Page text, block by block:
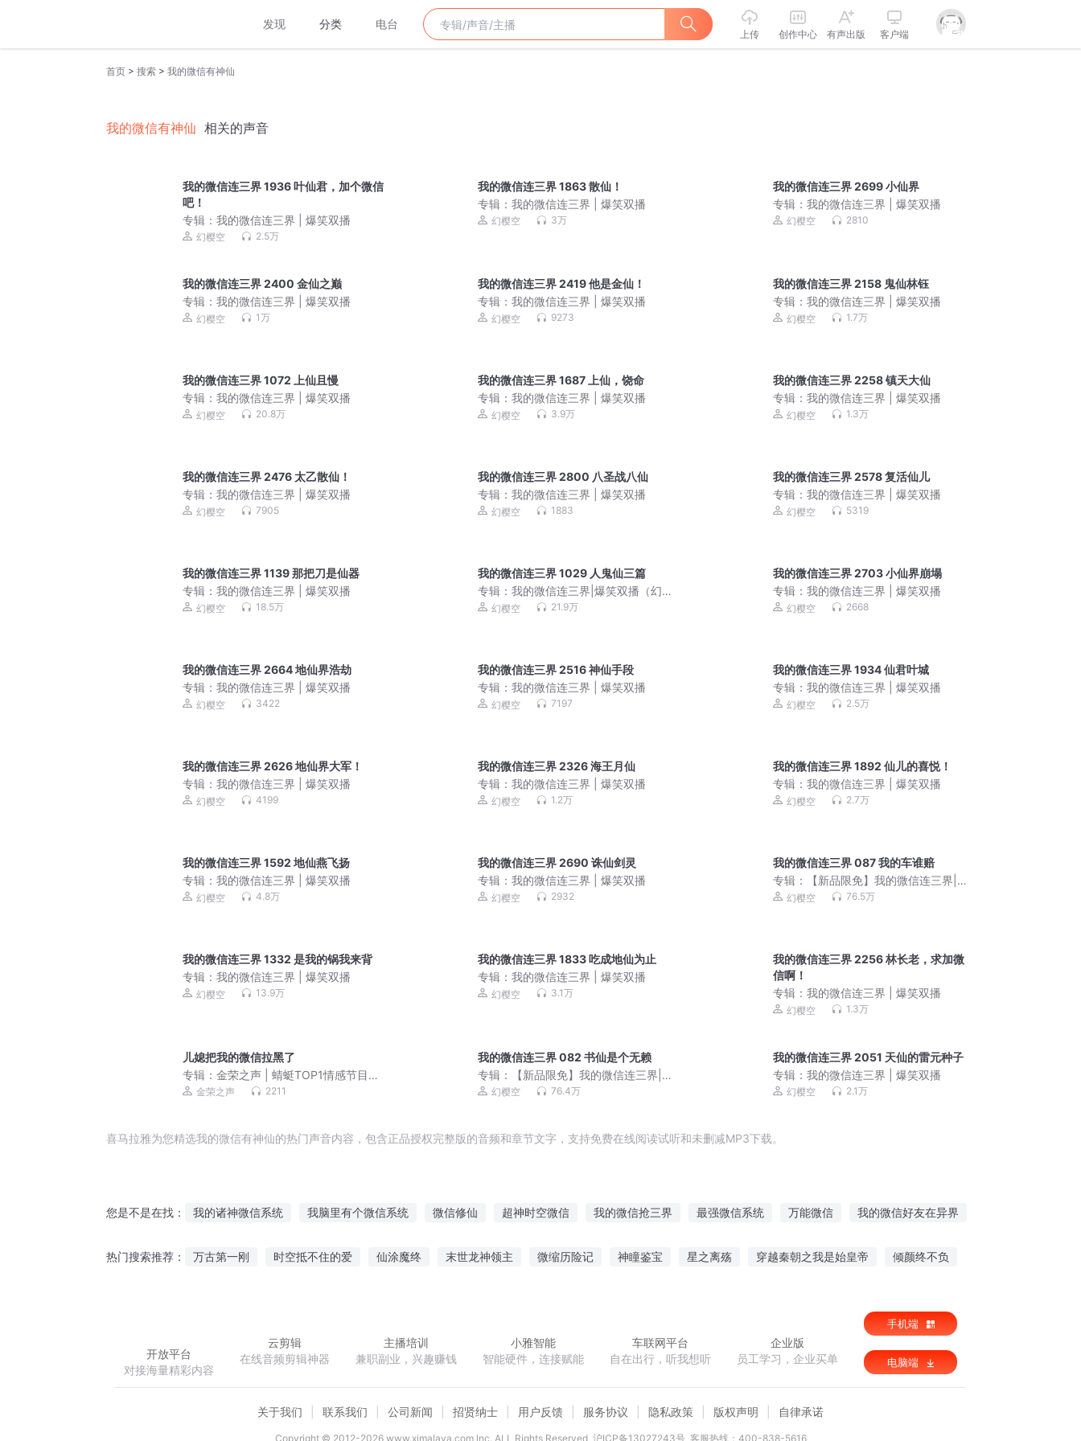
发现 分类 电台
上传 创作中心 有声出版 客户端
首页 > 搜索 > 我的微信有神仙
我的微信有神仙 相关的声音
我的微信连三界 1936 叶仙君，加个微信
吧！
专辑： 我的微信连三界 | 爆笑双播
幻樱空 2.5万
我的微信连三界 1863 散仙！
专辑：我的微信连三界 | 爆笑双播
幻樱空 3万
我的微信连三界 2699 小仙界
专辑：我的微信连三界 | 爆笑双播
幻樱空 2810
我的微信连三界 2400 金仙之巅
专辑： 我的微信连三界 | 爆笑双播
幻樱空 1万
我的微信连三界 2419 他是金仙！
专辑：我的微信连三界 | 爆笑双播
幻樱空 9273
我的微信连三界 2158 鬼仙林钰
专辑：我的微信连三界 | 爆笑双播
幻樱空 1.7万
我的微信连三界 1072 上仙且慢
专辑： 我的微信连三界 | 爆笑双播
幻樱空 20.8万
我的微信连三界 1687 上仙，饶命
专辑：我的微信连三界 | 爆笑双播
幻樱空 3.9万
我的微信连三界 2258 镇天大仙
专辑：我的微信连三界 | 爆笑双播
幻樱空 1.3万
我的微信连三界 2476 太乙散仙！
专辑： 我的微信连三界 | 爆笑双播
幻樱空 7905
我的微信连三界 2800 八圣战八仙
专辑：我的微信连三界 | 爆笑双播
幻樱空 1883
我的微信连三界 2578 复活仙儿
专辑：我的微信连三界 | 爆笑双播
幻樱空 5319
我的微信连三界 1139 那把刀是仙器
专辑： 我的微信连三界 | 爆笑双播
幻樱空 18.5万
我的微信连三界 1029 人鬼仙三篇
专辑：我的微信连三界|爆笑双播（幻樱
空、妙儿姐）
幻樱空 21.9万
我的微信连三界 2703 小仙界崩塌
专辑：我的微信连三界 | 爆笑双播
幻樱空 2668
我的微信连三界 2664 地仙界浩劫
专辑： 我的微信连三界 | 爆笑双播
幻樱空 3422
我的微信连三界 2516 神仙手段
专辑：我的微信连三界 | 爆笑双播
幻樱空 7197
我的微信连三界 1934 仙君叶城
专辑：我的微信连三界 | 爆笑双播
幻樱空 2.5万
我的微信连三界 2626 地仙界大军！
专辑： 我的微信连三界 | 爆笑双播
幻樱空 4199
我的微信连三界 2326 海王月仙
专辑：我的微信连三界 | 爆笑双播
幻樱空 1.2万
我的微信连三界 1892 仙儿的喜悦！
专辑：我的微信连三界 | 爆笑双播
幻樱空 2.7万
我的微信连三界 1592 地仙燕飞扬
专辑： 我的微信连三界 | 爆笑双播
幻樱空 4.8万
我的微信连三界 2690 诛仙剑灵
专辑：我的微信连三界 | 爆笑双播
幻樱空 2932
我的微信连三界 087 我的车谁赔
专辑：
【新品限免】我的微信连三界|爆
笑双播（幻樱空、妙儿姐）
幻樱空 76.5万
我的微信连三界 1332 是我的锅我来背
专辑： 我的微信连三界 | 爆笑双播
幻樱空 13.9万
我的微信连三界 1833 吃成地仙为止
专辑：我的微信连三界 | 爆笑双播
幻樱空 3.1万
我的微信连三界 2256 林长老，求加微
信啊！
专辑：我的微信连三界 | 爆笑双播
幻樱空 1.3万
儿媳把我的微信拉黑了
专辑： 金荣之声 | 蜻蜓TOP1情感节目，
每天解答婚姻家庭、情感困惑、子女教
金荣之声 2211
我的微信连三界 082 书仙是个无赖
专辑：
【新品限免】我的微信连三界|爆
笑双播（幻樱空、妙儿姐）
幻樱空 76.4万
我的微信连三界 2051 天仙的雷元种子
专辑：我的微信连三界 | 爆笑双播
幻樱空 2.1万
喜马拉雅为您精选我的微信有神仙的热门声音内容，包含正品授权完整版的音频和章节文字，支持免费在线阅读试听和未删减MP3下载。
您是不是在找： 我的诸神微信系统 我脑里有个微信系统 微信修仙 超神时空微信 我的微信抢三界 最强微信系统 万能微信 我的微信好友在异界
热门搜索推荐： 万古第一刚 时空抵不住的爱 仙涂魔终 末世龙神领主 微缩历险记 神瞳鉴宝 星之离殇 穿越秦朝之我是始皇帝 倾颜终不负
开放平台
对接海量精彩内容
云剪辑
在线音频剪辑神器
主播培训
兼职副业，兴趣赚钱
小雅智能
智能硬件，连接赋能
车联网平台
自在出行，听我想听
企业版
员工学习，企业买单
手机端
电脑端
关于我们 联系我们 公司新闻 招贤纳士 用户反馈 服务协议 隐私政策 版权声明 自律承诺
Copyright © 2012-2026www.ximalaya.com lnc. ALL Rights Reserved 沪ICP备13027243号 客服热线：400-838-5616